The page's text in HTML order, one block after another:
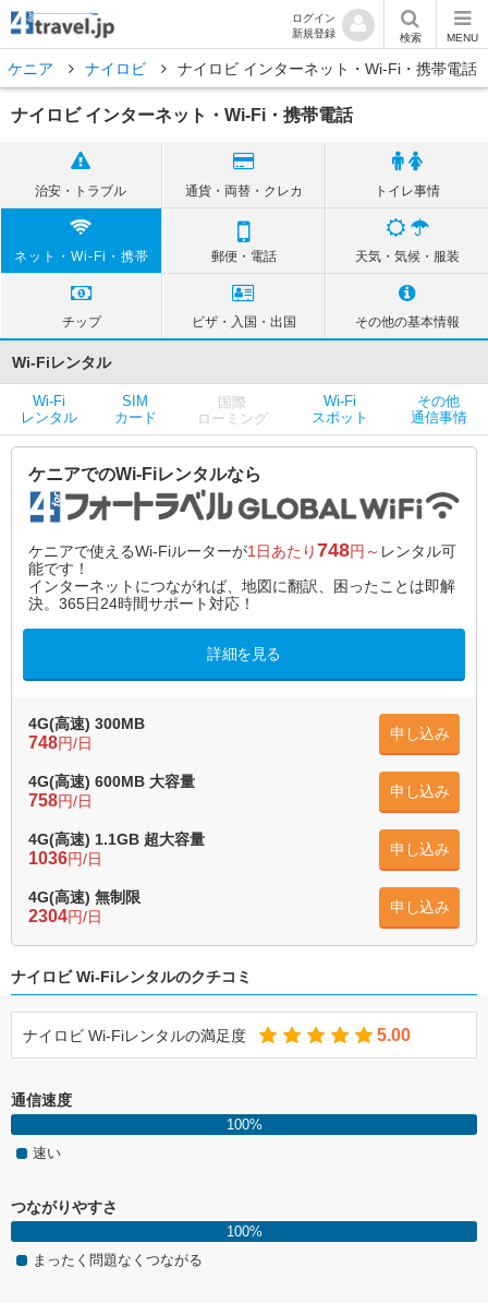
ログイン
新規登録
検索 MENU
ケニア ナイロビ ナイロビ インターネット・Wi-Fi・携帯電話
ナイロビ インターネット・Wi-Fi・携帯電話
治安・トラブル 通貨・両替・クレカ トイレ事情
ネット・Wi-Fi・携帯 郵便・電話 天気・気候・服装
チップ ビザ・入国・出国 その他の基本情報
Wi-Fiレンタル
Wi-Fi
レンタル
SIM
カード
国際
ローミング
Wi-Fi
スポット
その他
通信事情
ケニアでのWi-Fiレンタルなら
ケニアで使えるWi-Fiルーターが1日あたり748円～ レンタル可
能です！
インターネットにつながれば、地図に翻訳、困ったことは即解
決。365日24時間サポート対応！
詳細を見る
4G(高速) 300MB
748円/日
申し込み
4G(高速) 600MB 大容量
758円/日
申し込み
4G(高速) 1.1GB 超大容量
1036円/日
申し込み
4G(高速) 無制限
2304円/日
申し込み
ナイロビ Wi-Fiレンタルのクチコミ
ナイロビ Wi-Fiレンタルの満足度 5.00
通信速度
100%
速い
つながりやすさ
100%
まったく問題なくつながる